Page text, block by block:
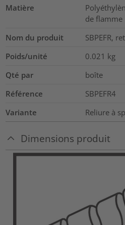
Matière
de flamme
Nom du produit
SBPEFR,
Poids/unité
0.021 kg
Qté par
boîte
Référence
SBPEFR4
Variante
Reliure à
Dimensions produit